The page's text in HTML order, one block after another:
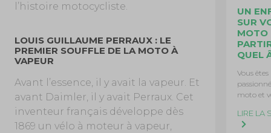
l’histoire motocycliste.
LOUIS GUILLAUME PERRAUX : LE
PREMIER SOUFFLE DE LA MOTO À
VAPEUR
Avant l’essence, il y avait la vapeur. Et
avant Daimler, il y avait Perraux. Cet
inventeur français développe dès
1869 un vélo à moteur à vapeur,
UN
SUR
MOTO
QUEL
Vous
moto et
LIRE LA